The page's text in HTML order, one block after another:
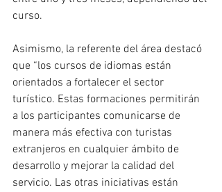
curso.
Asimismo, la referente del área destacó
que “los cursos de idiomas están
orientados a fortalecer el sector
turístico. Estas formaciones permitirán
a los participantes comunicarse de
manera más efectiva con turistas
extranjeros en cualquier ámbito de
desarrollo y mejorar la calidad del
servicio. Las otras iniciativas están